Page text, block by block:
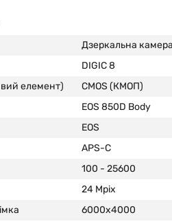
Дзеркальна
DIGIC 8
елемент)
CMOS (КМОП)
EOS 850D Body
EOS
APS-C
100 - 25600
24 Mpix
6000x4000